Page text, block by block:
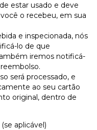
estar usado e deve
o recebeu, em sua
e inspecionada, nós
lo de que
iremos notificá-
será processado, e
ao seu cartão
original, dentro de
aplicável)